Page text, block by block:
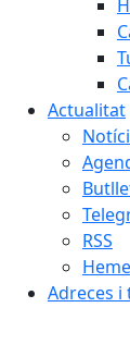
Actualitat
RSS
Adreces i